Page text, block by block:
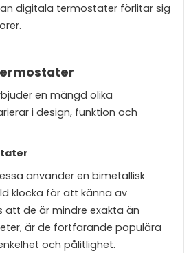
digitala termostater förlitar sig
en mängd olika
i design, funktion och
använder en bimetallisk
klocka för att känna av
att de är mindre exakta än
är de fortfarande populära
och pålitlighet.